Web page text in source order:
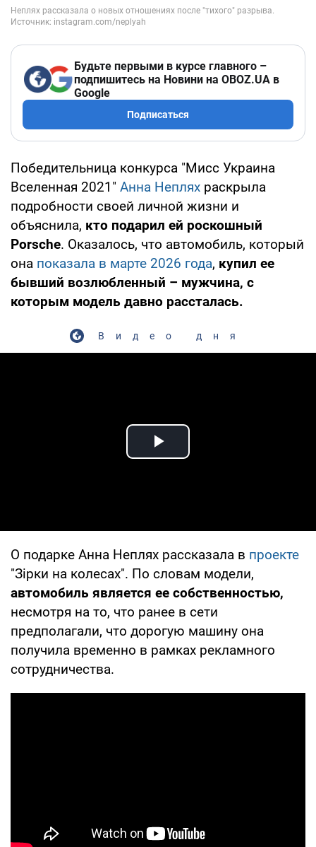
Будьте первыми в курсе главного –
подпишитесь на Новини на OBOZ.UA в
Google
Подписаться
Победительница конкурса "Мисс Украина
Вселенная 2021" Анна Неплях раскрыла
подробности своей личной жизни и
объяснила, кто подарил ей роскошный
Porsche. Оказалось, что автомобиль, который
она показала в марте 2026 года, купил ее
бывший возлюбленный – мужчина, с
которым модель давно рассталась.
Видео дня
Play Video
О подарке Анна Неплях рассказала в проекте
"Зірки на колесах". По словам модели,
автомобиль является ее собственностью,
несмотря на то, что ранее в сети
предполагали, что дорогую машину она
получила временно в рамках рекламного
сотрудничества.